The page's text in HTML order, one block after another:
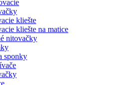
kliešte
kliešte na matice
nitovačky
sponky